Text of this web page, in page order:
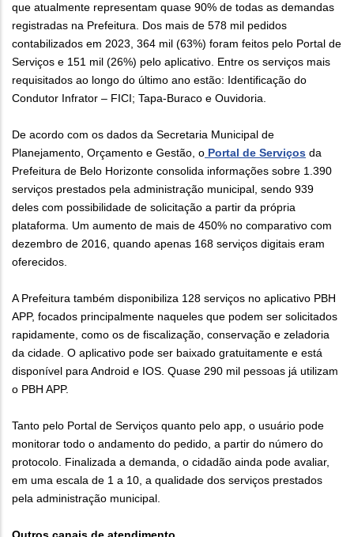
que atualmente representam quase 90% de todas as demandas
registradas na Prefeitura. Dos mais de 578 mil pedidos
contabilizados em 2023, 364 mil (63%) foram feitos pelo Portal de
Serviços e 151 mil (26%) pelo aplicativo. Entre os serviços mais
requisitados ao longo do último ano estão: Identificação do
Condutor Infrator – FICI; Tapa-Buraco e Ouvidoria.
De acordo com os dados da Secretaria Municipal de
Planejamento, Orçamento e Gestão, o Portal de Serviços da
Prefeitura de Belo Horizonte consolida informações sobre 1.390
serviços prestados pela administração municipal, sendo 939
deles com possibilidade de solicitação a partir da própria
plataforma. Um aumento de mais de 450% no comparativo com
dezembro de 2016, quando apenas 168 serviços digitais eram
oferecidos.
A Prefeitura também disponibiliza 128 serviços no aplicativo PBH
APP, focados principalmente naqueles que podem ser solicitados
rapidamente, como os de fiscalização, conservação e zeladoria
da cidade. O aplicativo pode ser baixado gratuitamente e está
disponível para Android e IOS. Quase 290 mil pessoas já utilizam
o PBH APP.
Tanto pelo Portal de Serviços quanto pelo app, o usuário pode
monitorar todo o andamento do pedido, a partir do número do
protocolo. Finalizada a demanda, o cidadão ainda pode avaliar,
em uma escala de 1 a 10, a qualidade dos serviços prestados
pela administração municipal.